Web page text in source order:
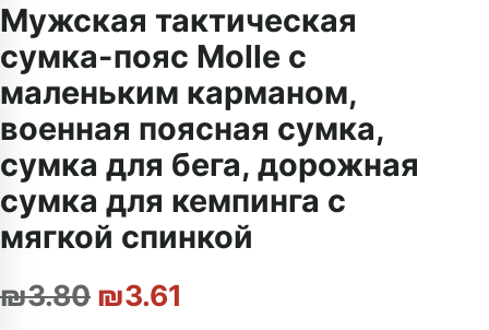
Мужская тактическая
сумка-пояс Molle с
маленьким карманом,
военная поясная сумка,
сумка для бега, дорожная
сумка для кемпинга с
мягкой спинкой
₪3.80 Первоначальная цена
₪3.61